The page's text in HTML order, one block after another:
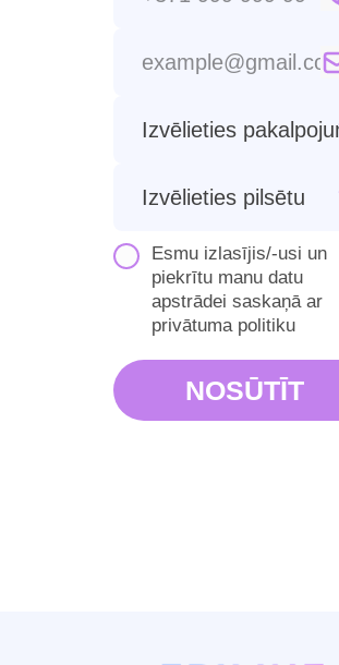
Esmu izlasījis/-usi un
piekrītu manu datu
apstrādei saskaņā ar
privātuma politiku